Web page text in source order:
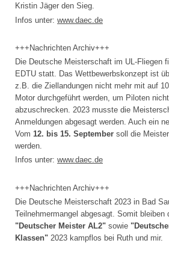
Kristin Jäger den Sieg.
Infos unter: www.daec.de
+++Nachrichten Archiv+++
Die Deutsche Meisterschaft im UL-Fliegen
EDTU statt. Das Wettbewerbskonzept ist
z.B. die Ziellandungen nicht mehr mit auf
Motor durchgeführt werden, um Piloten
abzuschrecken. 2023 musste die
Anmeldungen abgesagt werden. Auch ein
Vom 12. bis 15. September soll die
werden.
Infos unter: www.daec.de
+++Nachrichten Archiv+++
Die Deutsche Meisterschaft 2023 in Bad
Teilnehmermangel abgesagt. Somit bleiben
"Deutscher Meister AL2" sowie
Klassen" 2023 kampflos bei Ruth und mir.